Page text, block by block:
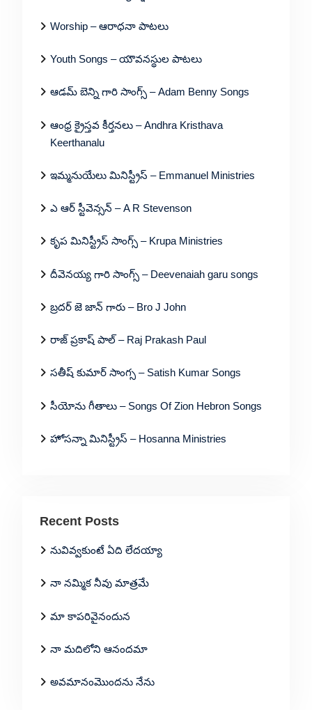
Worship – ఆరాధనా పాటలు
Youth Songs – యౌవనస్థుల పాటలు
ఆడమ్ బెన్ని గారి సాంగ్స్ – Adam Benny Songs
ఆంధ్ర క్రైస్తవ కీర్తనలు – Andhra Kristhava
Keerthanalu
ఇమ్మనుయేలు మినిస్ట్రీస్ – Emmanuel Ministries
ఎ ఆర్ స్టీవెన్సన్ – A R Stevenson
కృప మినిస్ట్రీస్ సాంగ్స్ – Krupa Ministries
దీవెనయ్య గారి సాంగ్స్ – Deevenaiah garu songs
బ్రదర్ జె జాన్ గారు – Bro J John
రాజ్ ప్రకాష్ పాల్ – Raj Prakash Paul
సతీష్ కుమార్ సాంగ్స – Satish Kumar Songs
సీయోను గీతాలు – Songs Of Zion Hebron Songs
హోసన్నా మినిస్ట్రీస్ – Hosanna Ministries
Recent Posts
నువివ్వకుంటే ఏది లేదయ్యా
నా నమ్మిక నీవు మాత్రమే
మా కాపరివైనందున
నా మదిలోని ఆనందమా
అవమానంమొందను నేను